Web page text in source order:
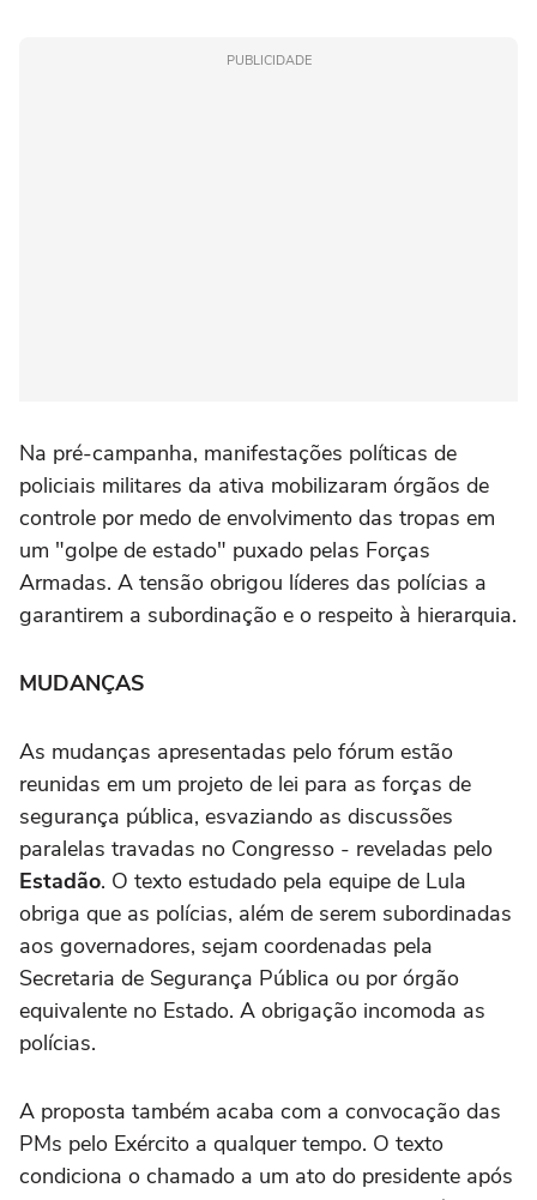
PUBLICIDADE
Na pré-campanha, manifestações políticas de
policiais militares da ativa mobilizaram órgãos de
controle por medo de envolvimento das tropas em
um "golpe de estado" puxado pelas Forças
Armadas. A tensão obrigou líderes das polícias a
garantirem a subordinação e o respeito à hierarquia.
MUDANÇAS
As mudanças apresentadas pelo fórum estão
reunidas em um projeto de lei para as forças de
segurança pública, esvaziando as discussões
paralelas travadas no Congresso - reveladas pelo
Estadão. O texto estudado pela equipe de Lula
obriga que as polícias, além de serem subordinadas
aos governadores, sejam coordenadas pela
Secretaria de Segurança Pública ou por órgão
equivalente no Estado. A obrigação incomoda as
polícias.
A proposta também acaba com a convocação das
PMs pelo Exército a qualquer tempo. O texto
condiciona o chamado a um ato do presidente após